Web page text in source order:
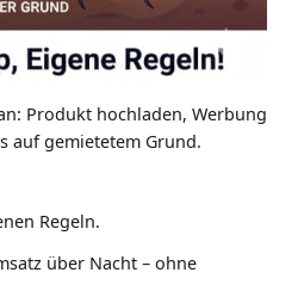
Produkt hochladen, Werbung
auf gemietetem Grund.
Regeln.
über Nacht – ohne